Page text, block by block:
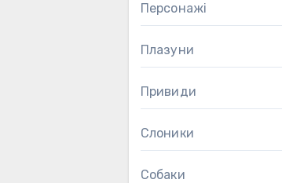
Персонажі
Плазуни
Привиди
Слоники
Собаки